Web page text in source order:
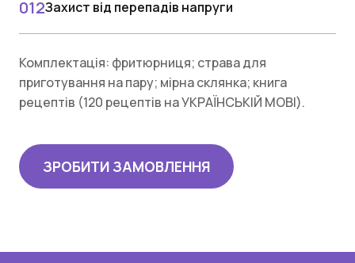
Захист від перепадів напруги
Комплектація: фритюрниця; страва для
приготування на пару; мірна склянка; книга
рецептів (120 рецептів на УКРАЇНСЬКІЙ МОВІ).
ЗРОБИТИ ЗАМОВЛЕННЯ